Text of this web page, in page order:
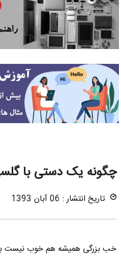
چگونه یک دستی با گلسی نوت 4
تاریخ انتشار : 06 آبان 1393
خب بزرگی همیشه هم خوب نیست